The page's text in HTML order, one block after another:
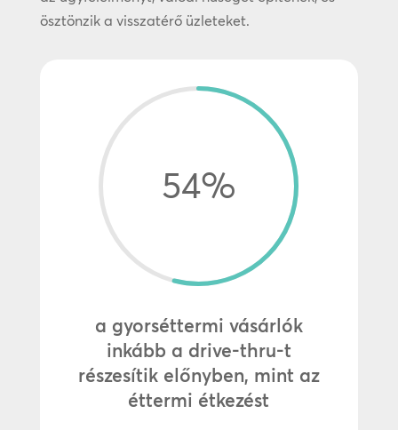
ösztönzik a visszatérő üzleteket.
54%
a gyorséttermi vásárlók
inkább a drive-thru-t
részesítik előnyben, mint az
éttermi étkezést